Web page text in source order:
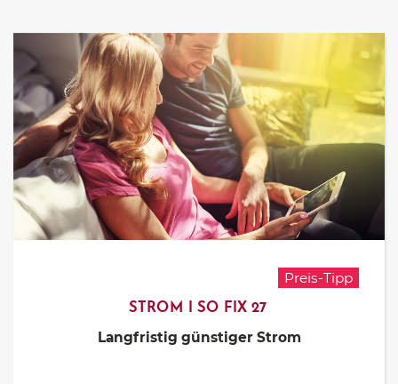
Preis-Tipp
STROM I SO FIX 27
Langfristig günstiger Strom